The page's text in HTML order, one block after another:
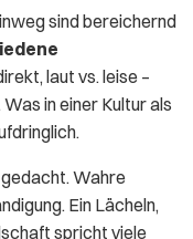
sind bereichernd
laut vs. leise –
in einer Kultur als
Wahre
Ein Lächeln,
spricht viele